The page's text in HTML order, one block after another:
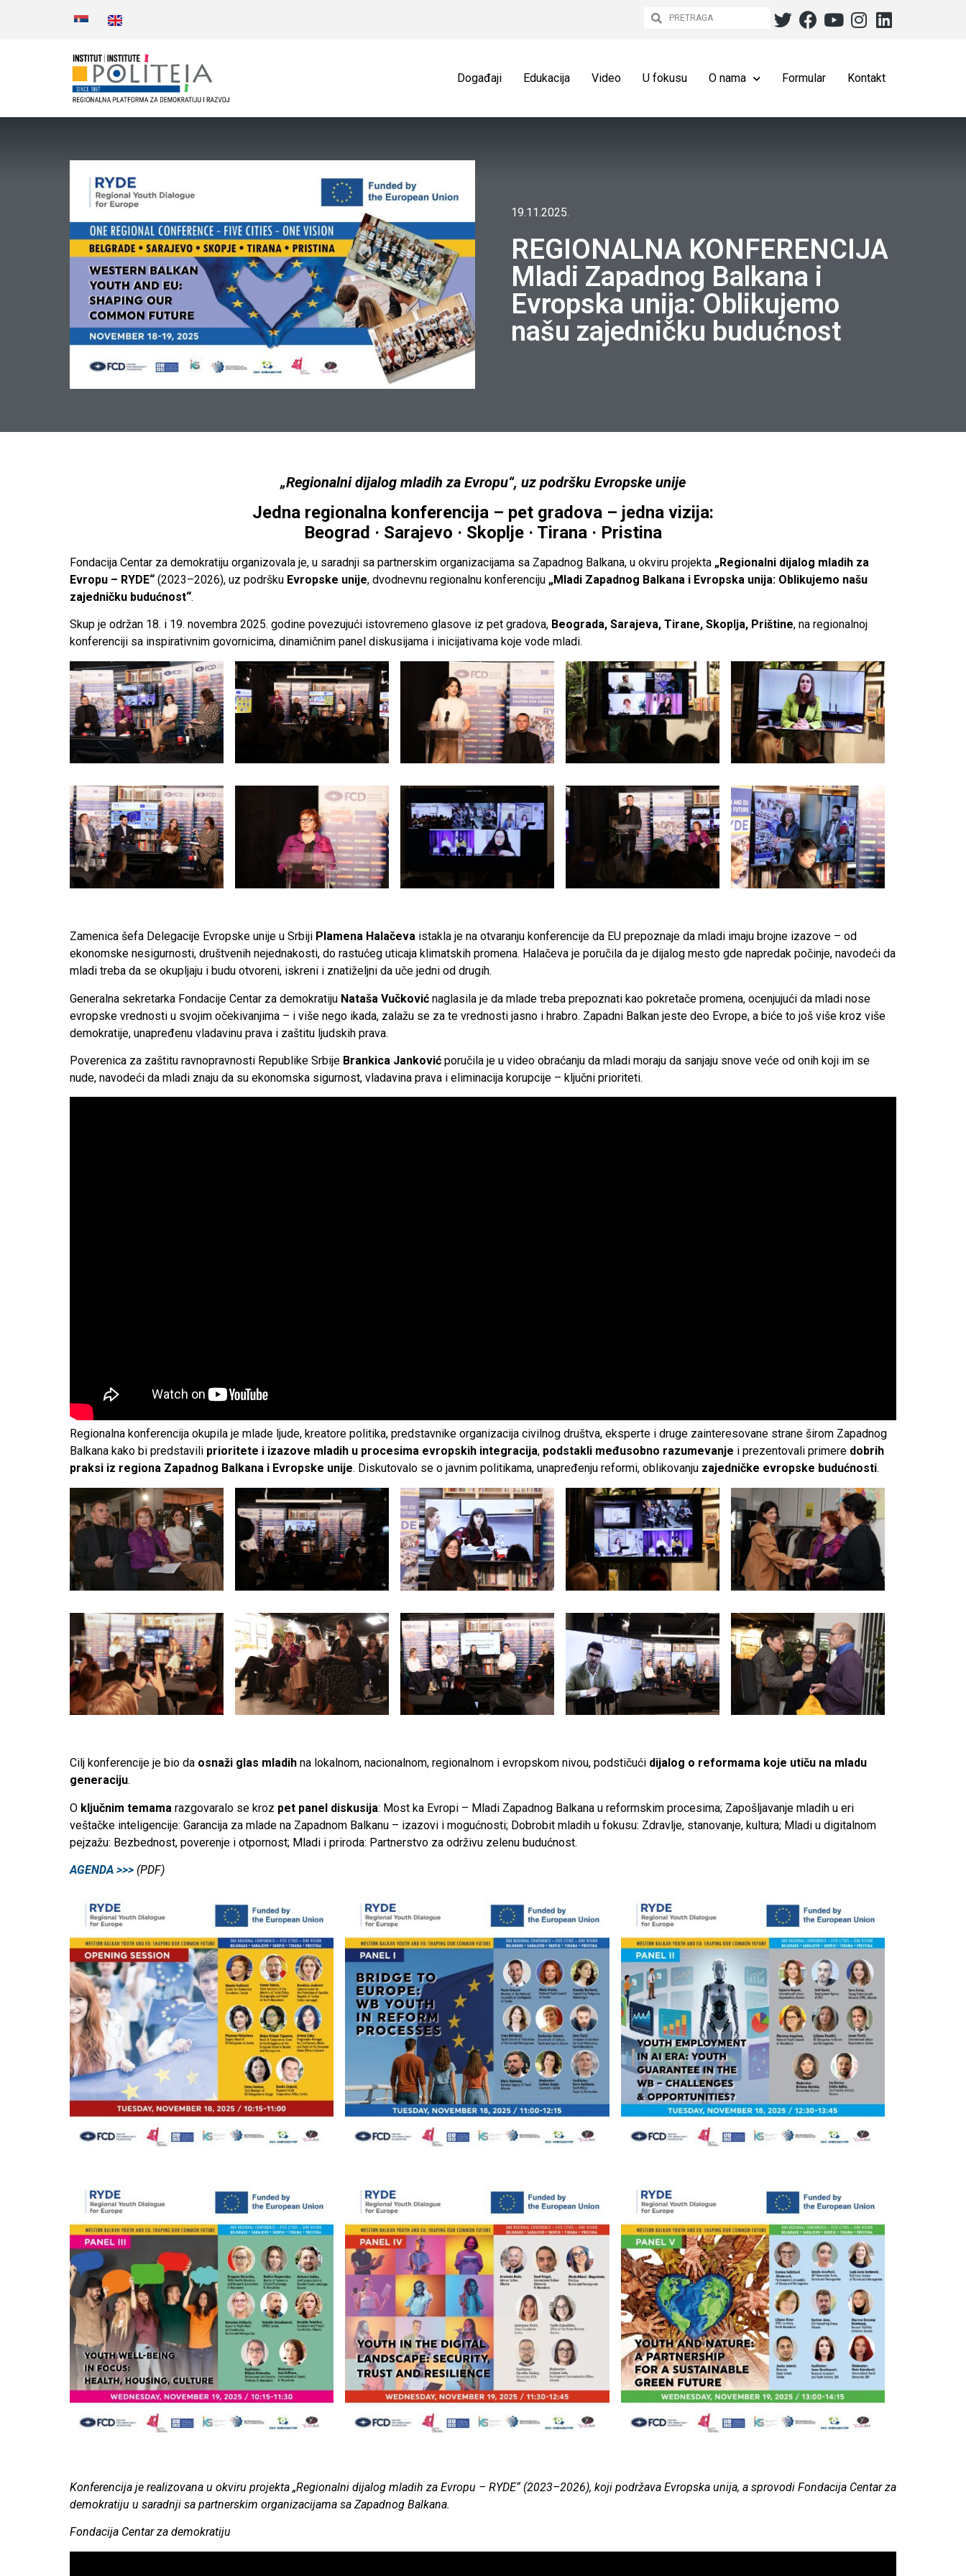
Događaji Edukacija Video U fokusu O nama Formular Kontakt
19.11.2025.
REGIONALNA KONFERENCIJA
Mladi Zapadnog Balkana i
Evropska unija: Oblikujemo
našu zajedničku budućnost
„Regionalni dijalog mladih za Evropu“, uz podršku Evropske unije
Jedna regionalna konferencija – pet gradova – jedna vizija:
Beograd · Sarajevo · Skoplje · Tirana · Pristina
Fondacija Centar za demokratiju organizovala je, u saradnji sa partnerskim organizacijama sa Zapadnog Balkana, u okviru projekta „Regionalni dijalog mladih za
Evropu – RYDE“ (2023–2026), uz podršku Evropske unije, dvodnevnu regionalnu konferenciju „Mladi Zapadnog Balkana i Evropska unija: Oblikujemo našu
zajedničku budućnost“.
Skup je održan 18. i 19. novembra 2025. godine povezujući istovremeno glasove iz pet gradova, Beograda, Sarajeva, Tirane, Skoplja, Prištine, na regionalnoj
konferenciji sa inspirativnim govornicima, dinamičnim panel diskusijama i inicijativama koje vode mladi.
Zamenica šefa Delegacije Evropske unije u Srbiji Plamena Halačeva istakla je na otvaranju konferencije da EU prepoznaje da mladi imaju brojne izazove – od
ekonomske nesigurnosti, društvenih nejednakosti, do rastućeg uticaja klimatskih promena. Halačeva je poručila da je dijalog mesto gde napredak počinje, navodeći da
mladi treba da se okupljaju i budu otvoreni, iskreni i znatiželjni da uče jedni od drugih.
Generalna sekretarka Fondacije Centar za demokratiju Nataša Vučković naglasila je da mlade treba prepoznati kao pokretače promena, ocenjujući da mladi nose
evropske vrednosti u svojim očekivanjima – i više nego ikada, zalažu se za te vrednosti jasno i hrabro. Zapadni Balkan jeste deo Evrope, a biće to još više kroz više
demokratije, unapređenu vladavinu prava i zaštitu ljudskih prava.
Poverenica za zaštitu ravnopravnosti Republike Srbije Brankica Janković poručila je u video obraćanju da mladi moraju da sanjaju snove veće od onih koji im se
nude, navodeći da mladi znaju da su ekonomska sigurnost, vladavina prava i eliminacija korupcije – ključni prioriteti.
Regionalna konferencija okupila je mlade ljude, kreatore politika, predstavnike organizacija civilnog društva, eksperte i druge zainteresovane strane širom Zapadnog
Balkana kako bi predstavili prioritete i izazove mladih u procesima evropskih integracija, podstakli međusobno razumevanje i prezentovali primere dobrih
praksi iz regiona Zapadnog Balkana i Evropske unije. Diskutovalo se o javnim politikama, unapređenju reformi, oblikovanju zajedničke evropske budućnosti.
Cilj konferencije je bio da osnaži glas mladih na lokalnom, nacionalnom, regionalnom i evropskom nivou, podstičući dijalog o reformama koje utiču na mladu
generaciju.
O ključnim temama razgovaralo se kroz pet panel diskusija: Most ka Evropi – Mladi Zapadnog Balkana u reformskim procesima; Zapošljavanje mladih u eri
veštačke inteligencije: Garancija za mlade na Zapadnom Balkanu – izazovi i mogućnosti; Dobrobit mladih u fokusu: Zdravlje, stanovanje, kultura; Mladi u digitalnom
pejzažu: Bezbednost, poverenje i otpornost; Mladi i priroda: Partnerstvo za održivu zelenu budućnost.
AGENDA >>> (PDF)
Konferencija je realizovana u okviru projekta „Regionalni dijalog mladih za Evropu – RYDE“ (2023–2026), koji podržava Evropska unija, a sprovodi Fondacija Centar za
demokratiju u saradnji sa partnerskim organizacijama sa Zapadnog Balkana.
Fondacija Centar za demokratiju